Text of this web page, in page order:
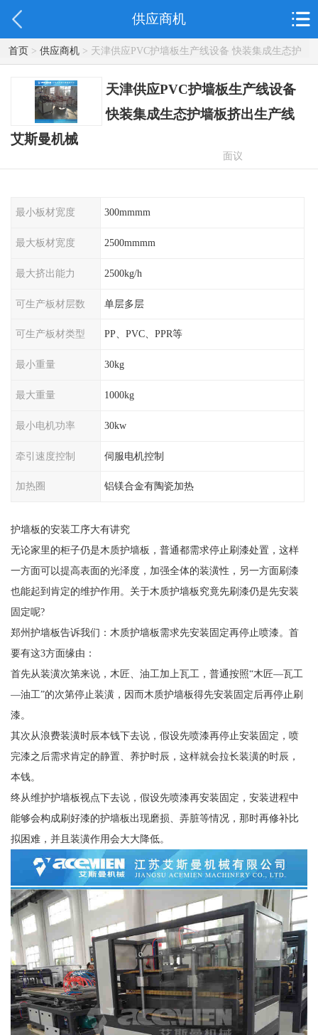
供应商机
首页> 供应商机> 天津供应PVC护墙板生产线设备 快装集成生态护
墙板挤出生产线 艾斯曼机械
天津供应PVC护墙板生产线设备
快装集成生态护墙板挤出生产线
艾斯曼机械
面议
最小板材宽度 300mmmm
最大板材宽度 2500mmmm
最大挤出能力 2500kg/h
可生产板材层数 单层多层
可生产板材类型 PP、PVC、PPR等
最小重量 30kg
最大重量 1000kg
最小电机功率 30kw
牵引速度控制 伺服电机控制
加热圈 铝镁合金有陶瓷加热
护墙板的安装工序大有讲究
无论家里的柜子仍是木质护墙板，普通都需求停止刷漆处置，这样
一方面可以提高表面的光泽度，加强全体的装潢性，另一方面刷漆
也能起到肯定的维护作用。关于木质护墙板究竟先刷漆仍是先安装
固定呢?
郑州护墙板告诉我们：木质护墙板需求先安装固定再停止喷漆。首
要有这3方面缘由：
首先从装潢次第来说，木匠、油工加上瓦工，普通按照“木匠—瓦工
—油工”的次第停止装潢，因而木质护墙板得先安装固定后再停止刷
漆。
其次从浪费装潢时辰本钱下去说，假设先喷漆再停止安装固定，喷
完漆之后需求肯定的静置、养护时辰，这样就会拉长装潢的时辰，
本钱。
终从维护护墙板视点下去说，假设先喷漆再安装固定，安装进程中
能够会构成刷好漆的护墙板出现磨损、弄脏等情况，那时再修补比
拟困难，并且装潢作用会大大降低。